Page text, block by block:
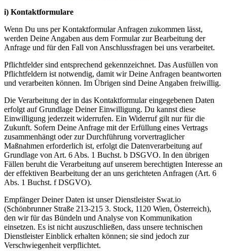
i) Kontaktformulare
Wenn Du uns per Kontaktformular Anfragen zukommen lässt,
werden Deine Angaben aus dem Formular zur Bearbeitung der
Anfrage und für den Fall von Anschlussfragen bei uns verarbeitet.
Pflichtfelder sind entsprechend gekennzeichnet. Das Ausfüllen von
Pflichtfeldern ist notwendig, damit wir Deine Anfragen beantworten
und verarbeiten können. Im Übrigen sind Deine Angaben freiwillig.
Die Verarbeitung der in das Kontaktformular eingegebenen Daten
erfolgt auf Grundlage Deiner Einwilligung. Du kannst diese
Einwilligung jederzeit widerrufen. Ein Widerruf gilt nur für die
Zukunft. Sofern Deine Anfrage mit der Erfüllung eines Vertrags
zusammenhängt oder zur Durchführung vorvertraglicher
Maßnahmen erforderlich ist, erfolgt die Datenverarbeitung auf
Grundlage von Art. 6 Abs. 1 Buchst. b DSGVO. In den übrigen
Fällen beruht die Verarbeitung auf unserem berechtigten Interesse an
der effektiven Bearbeitung der an uns gerichteten Anfragen (Art. 6
Abs. 1 Buchst. f DSGVO).
Empfänger Deiner Daten ist unser Dienstleister Swat.io
(Schönbrunner Straße 213-215 3. Stock, 1120 Wien, Österreich),
den wir für das Bündeln und Analyse von Kommunikation
einsetzen. Es ist nicht auszuschließen, dass unsere technischen
Dienstleister Einblick erhalten können; sie sind jedoch zur
Verschwiegenheit verpflichtet.